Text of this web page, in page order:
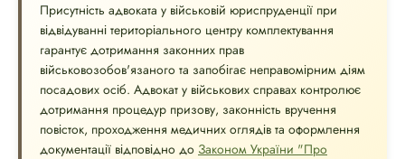
Присутність адвоката у військовій юриспруденції при
відвідуванні територіального центру комплектування
гарантує дотримання законних прав
військовозобов'язаного та запобігає неправомірним діям
посадових осіб. Адвокат у військових справах контролює
дотримання процедур призову, законність вручення
повісток, проходження медичних оглядів та оформлення
документації відповідно до Законом України "Про